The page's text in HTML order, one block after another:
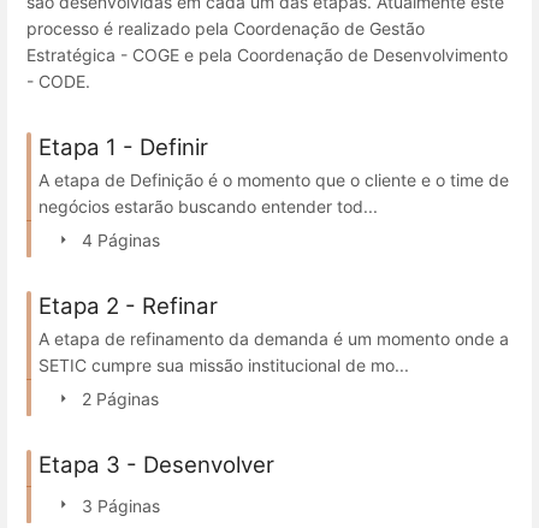
processo é realizado pela Coordenação de Gestão
Estratégica - COGE e pela Coordenação de Desenvolvimento
- CODE.
Etapa 1 - Definir
A etapa de Definição é o momento que o cliente e o time de
negócios estarão buscando entender tod...
4 Páginas
Etapa 2 - Refinar
A etapa de refinamento da demanda é um momento onde a
SETIC cumpre sua missão institucional de mo...
2 Páginas
Etapa 3 - Desenvolver
3 Páginas